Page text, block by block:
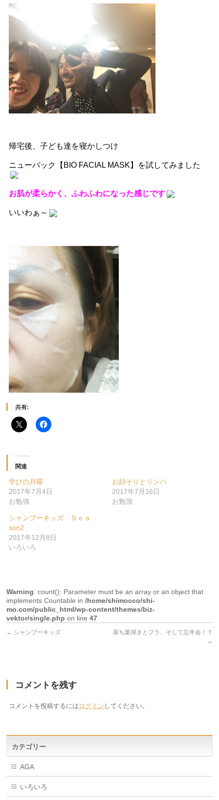
帰宅後、子ども達を寝かしつけ
ニューパック【BIO FACIAL MASK】を試してみました
お肌が柔らかく、ふわふわになった感じです
いいわぁ～
共有:
関連
学びの月曜
2017年7月4日
お勉強
お顔そりとリンパ
2017年7月16日
お勉強
シャンプーキッズ Ｓｅａ
son2
2017年12月8日
いろいろ
Warning: count(): Parameter must be an array or an object that
implements Countable in/home/shimocco/shi-
mo.com/public_html/wp-content/themes/biz-
vektor/single.php on line47
← シャンプーキッズ
落ち葉掃きとフラ、そして忘年会！？
→
コメントを残す
コメントを投稿するには ログイン してください。
カテゴリー
AGA
いろいろ